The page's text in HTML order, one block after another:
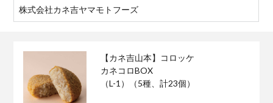
株式会社カネ吉ヤマモトフーズ
【カネ吉山本】コロッケ
カネコロBOX
（L-1）（5種、計23個）